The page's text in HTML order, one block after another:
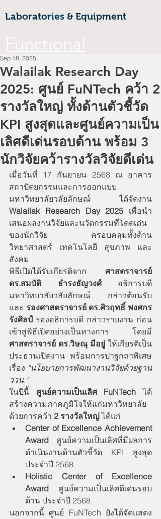
Laboratories & Equipment
Functional
Materials &
Nanotechnology
CoE
Walailak university, 222 Thaiburi,
Thasala District, Nakhon Si
Thammarat, 80160
FuNTe
ch
Walailak Research Day
2025: ศูนย์ FuNTech คว้า 2
รางวัลใหญ่ ทั้งด้านตัวชี้วัด
KPI สูงสุดและศูนย์ความเป็น
เลิศดีเด่นรอบด้าน พร้อม 3
นักวิจัยคว้ารางวัลวิจัยดีเด่น
Sep 18, 2025
เมื่อวันที่ 17 กันยายน 2568 ณ อาคาร
สถาปัตยกรรมและการออกแบบ
Walailak Research Day 2025 เพื่อนำ
เสนอผลงานวิจัยและนวัตกรรมที่โดดเด่น
ของนักวิจัย ครอบคลุมทั้งด้าน
วิทยาศาสตร์ เทคโนโลยี สุขภาพ และ
สังคม
พิธีเปิดได้รับเกียรติจาก ศาสตราจารย์
ดร.สมบัติ ธำรงธัญวงศ์ อธิการบดี
มหาวิทยาลัยวลัยลักษณ์ กล่าวต้อนรับ
และ รองศาสตราจารย์ ดร.ศิวฤทธิ์ พงศกร
รังศิลป์ รองอธิการบดี กล่าวรายงาน ก่อน
ศาสตราจารย์ ดร.วิษณุ มีอยู่ ให้เกียรติเป็น
ประธานเปิดงาน พร้อมการปาฐกถาพิเศษ
เรื่อง “นโยบายการพัฒนางานวิจัยด้วยฐาน
ววน.”
ในปีนี้ ศูนย์ความเป็นเลิศ FuNTech ได้
สร้างความภาคภูมิใจให้แก่มหาวิทยาลัย
ด้วยการคว้า 2 รางวัลใหญ่ ได้แก่
Center of Excellence Achievement
Award ศูนย์ความเป็นเลิศที่มีผลการ
ดำเนินงานด้านตัวชี้วัด KPI สูงสุด
ประจำปี 2568
Holistic Center of Excellence
Award ศูนย์ความเป็นเลิศดีเด่นรอบ
ด้าน ประจำปี 2568
นอกจากนี้ ศูนย์ FuNTech ยังได้จัดแสดง